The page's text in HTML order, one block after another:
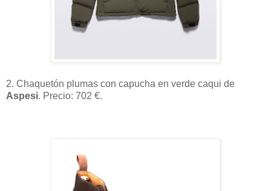
2. Chaquetón plumas con capucha en verde caqui de
Aspesi. Precio: 702 €.